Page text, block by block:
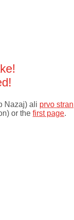
Nazaj) ali prvo stran
or the first page.